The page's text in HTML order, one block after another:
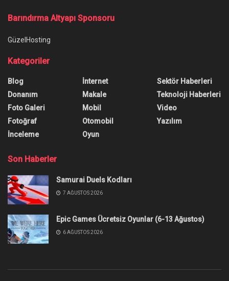
Barındırma Altyapı Sponsoru
GüzelHosting
Kategoriler
Blog
Donanım
Foto Galeri
Fotoğraf
İnceleme
İnternet
Makale
Mobil
Otomobil
Oyun
Sektör Haberleri
Teknoloji Haberleri
Video
Yazılım
Son Haberler
Samurai Duels Kodları
7 AĞUSTOS 2026
Epic Games Ücretsiz Oyunlar (6-13 Ağustos)
6 AĞUSTOS 2026